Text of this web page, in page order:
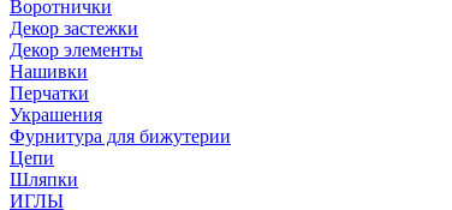
Воротнички
Декор застежки
Декор элементы
Нашивки
Перчатки
Украшения
Фурнитура для бижутерии
Цепи
Шляпки
ИГЛЫ